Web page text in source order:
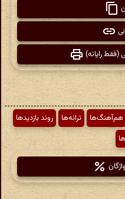
(فقط رایانه)
هم‌آهنگ‌ها ترانه‌ها
روند بازدیدها